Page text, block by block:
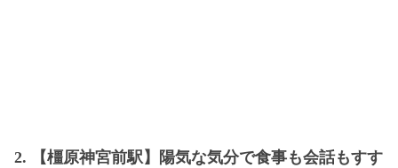
2. 【橿原神宮前駅】陽気な気分で食事も会話もすす